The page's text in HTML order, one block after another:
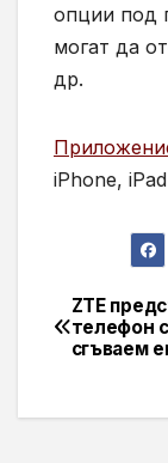
опции под
могат да
др.
iPhone, iPad
ZTE
телефон
сгъваем